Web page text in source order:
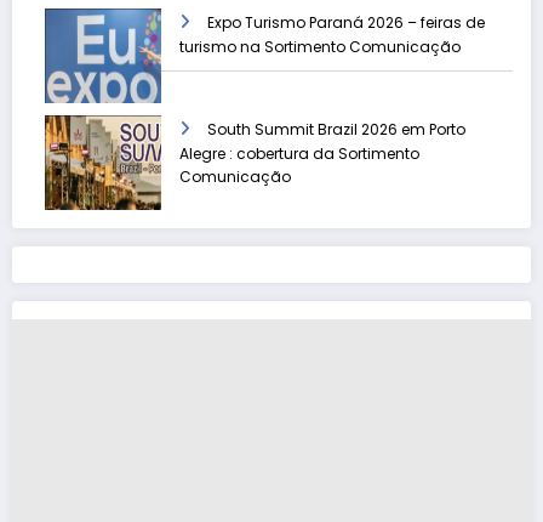
Expo Turismo Paraná 2026 – feiras de
turismo na Sortimento Comunicação
South Summit Brazil 2026 em Porto
Alegre : cobertura da Sortimento
Comunicação